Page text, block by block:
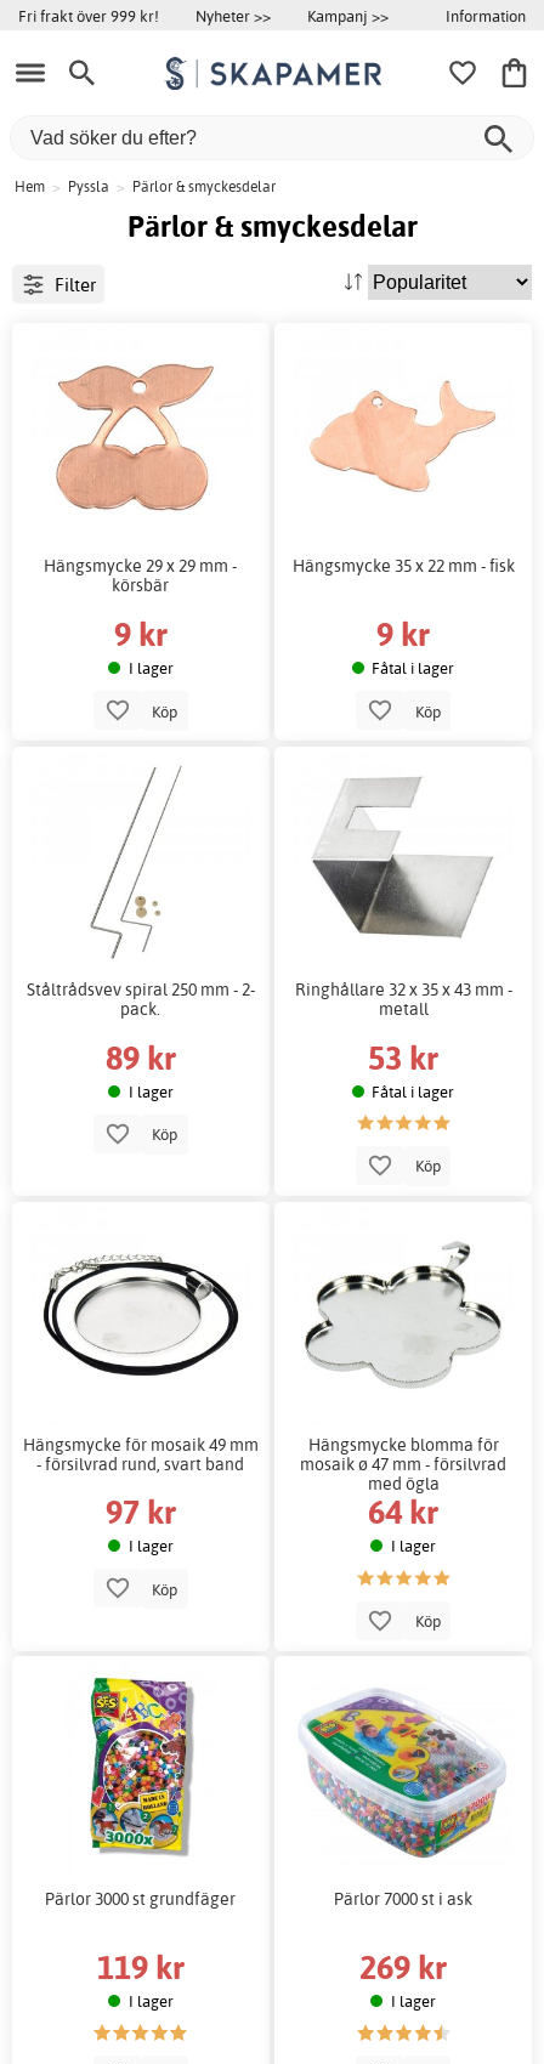
Fri frakt över 999 kr! Nyheter >> Kampanj >> Information
Hem > Pyssla > Pärlor & smyckesdelar
Pärlor & smyckesdelar
Filter
Hängsmycke 29 x 29 mm -
körsbär
9 kr
I lager
Köp
Hängsmycke 35 x 22 mm - fisk
9 kr
Fåtal i lager
Köp
Ståltrådsvev spiral 250 mm - 2-
pack.
89 kr
I lager
Köp
Ringhållare 32 x 35 x 43 mm -
metall
53 kr
Fåtal i lager
Köp
Hängsmycke för mosaik 49 mm
- försilvrad rund, svart band
97 kr
I lager
Köp
Hängsmycke blomma för
mosaik ø 47 mm - försilvrad
med ögla
64 kr
I lager
Köp
Pärlor 3000 st grundfäger
119 kr
I lager
Pärlor 7000 st i ask
269 kr
I lager